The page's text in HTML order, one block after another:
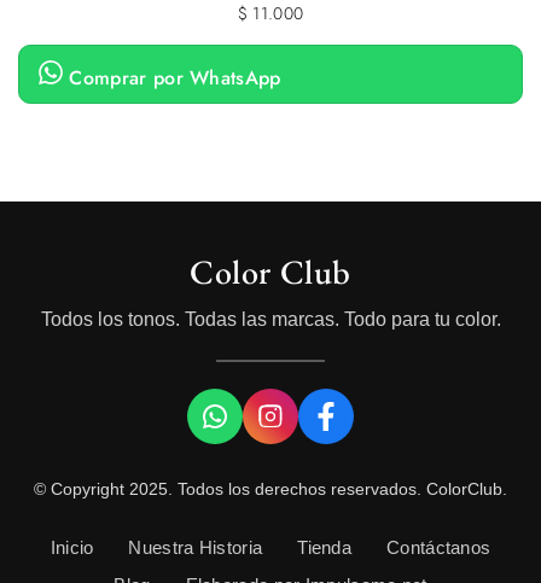
$ 11.000
Comprar por WhatsApp
Color Club
Todos los tonos. Todas las marcas. Todo para tu color.
© Copyright 2025. Todos los derechos reservados. ColorClub.
Inicio Nuestra Historia Tienda
Contáctanos